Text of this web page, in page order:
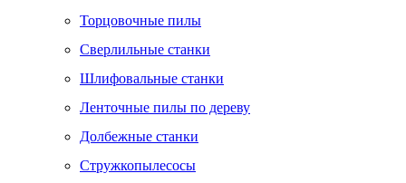
Торцовочные пилы
Сверлильные станки
Шлифовальные станки
Ленточные пилы по дереву
Долбежные станки
Стружкопылесосы